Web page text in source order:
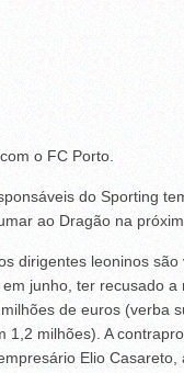
o FC Porto.
do Sporting
ao Dragão na
dirigentes leoninos
junho, ter recusado
de euros (verba
1,2 milhões). A
Elio Casareto,